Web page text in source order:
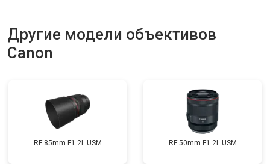
Другие модели объективов
Canon
RF 85mm F1.2L USM RF 50mm F1.2L USM